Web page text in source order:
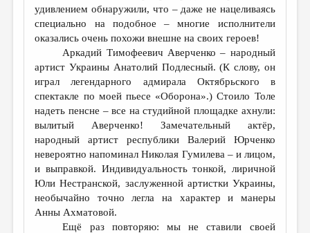
удивлением обнаружили, что – даже не нацеливаясь
специально на подобное – многие исполнители
оказались очень похожи внешне на своих героев!
Аркадий Тимофеевич Аверченко – народный
артист Украины Анатолий Подлесный. (К слову, он
играл легендарного адмирала Октябрьского в
спектакле по моей пьесе «Оборона».) Стоило Толе
надеть пенсне – все на студийной площадке ахнули:
вылитый Аверченко! Замечательный актёр,
народный артист республики Валерий Юрченко
невероятно напоминал Николая Гумилева – и лицом,
и выправкой. Индивидуальность тонкой, лиричной
Юли Нестранской, заслуженной артистки Украины,
необычайно точно легла на характер и манеры
Анны Ахматовой.
Ещё раз повторяю: мы не ставили своей